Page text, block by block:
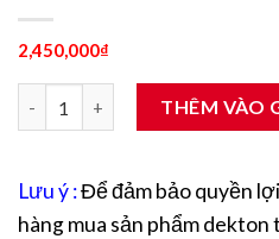
2,450,000₫
Máy Nén Khí Không Dầu
THÊM VÀO
Lưu ý :Để đảm bảo quyền
hàng mua sản phẩm